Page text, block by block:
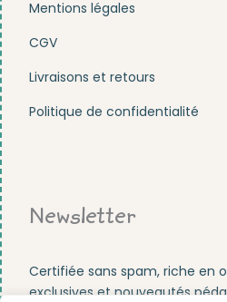
Mentions légales
CGV
Livraisons et retours
Politique de confidentialité
Newsletter
Certifiée sans spam, riche en
exclusives et nouveautés